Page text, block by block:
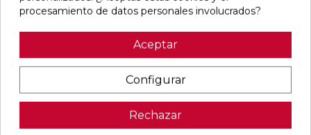
PROPAM
BOLSA 5
PROPAM
FINO 25 KG
BLANCO
favorite
PROPAM
PRIMER
GRIP+
ENVASE 5
PROPAM
BOLSA 5
procesamiento de datos personales involucrados?
Aceptar
Configurar
Rechazar